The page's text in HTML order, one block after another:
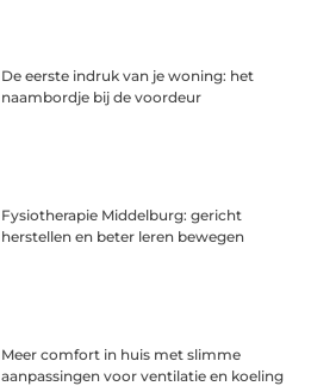
De eerste indruk van je woning: het
naambordje bij de voordeur
Fysiotherapie Middelburg: gericht
herstellen en beter leren bewegen
Meer comfort in huis met slimme
aanpassingen voor ventilatie en koeling